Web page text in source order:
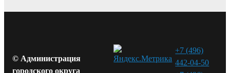
© Администрация
городского округа
+7 (496)
442-04-50